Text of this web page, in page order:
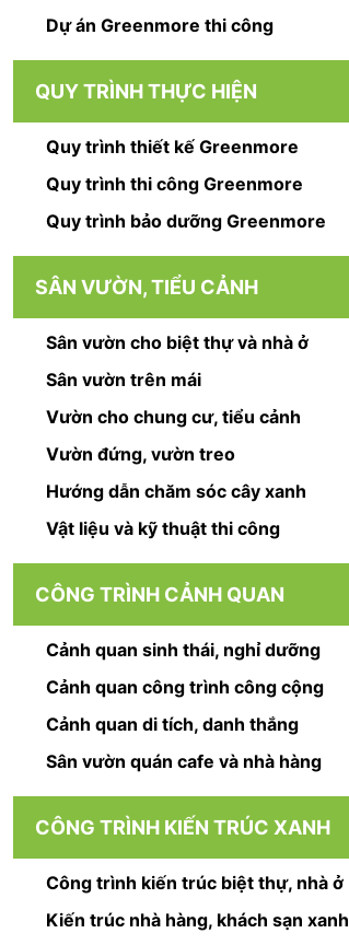
Dự án Greenmore thi công
QUY TRÌNH THỰC HIỆN
Quy trình thiết kế Greenmore
Quy trình thi công Greenmore
Quy trình bảo dưỡng Greenmore
SÂN VƯỜN, TIỂU CẢNH
Sân vườn cho biệt thự và nhà ở
Sân vườn trên mái
Vườn cho chung cư, tiểu cảnh
Vườn đứng, vườn treo
Hướng dẫn chăm sóc cây xanh
Vật liệu và kỹ thuật thi công
CÔNG TRÌNH CẢNH QUAN
Cảnh quan sinh thái, nghỉ dưỡng
Cảnh quan công trình công cộng
Cảnh quan di tích, danh thắng
Sân vườn quán cafe và nhà hàng
CÔNG TRÌNH KIẾN TRÚC XANH
Công trình kiến trúc biệt thự, nhà ở
Kiến trúc nhà hàng, khách sạn xanh